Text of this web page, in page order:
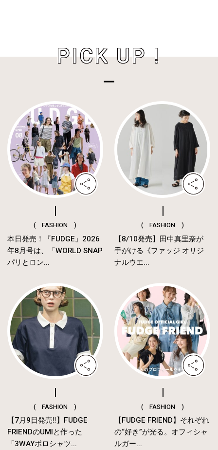
PICK UP !
( FASHION )
本日発売！『FUDGE』2026
年8月号は、「WORLD SNAP
パリとロン...
( FASHION )
【8/10発売】田中真里奈が
手がける《ファッジ オリジ
ナルウエ...
( FASHION )
【7月9日発売‼︎】FUDGE
FRIENDのUMIと作った
「3WAYポロシャツ...
( FASHION )
【FUDGE FRIEND】それぞれ
の“好き”が光る。オフィシャ
ルガー...